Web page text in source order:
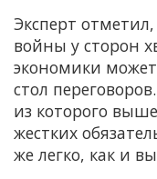
Эксперт
войны у сторон
экономики может
стол
из которого
жестких
же легко, как и